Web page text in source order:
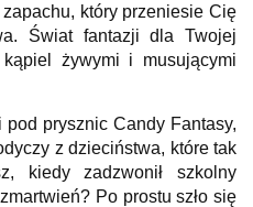
który przeniesie Cię
Świat fantazji dla Twojej
żywymi i musującymi
prysznic Candy Fantasy,
z dzieciństwa, które tak
kiedy zadzwonił szkolny
Po prostu szło się